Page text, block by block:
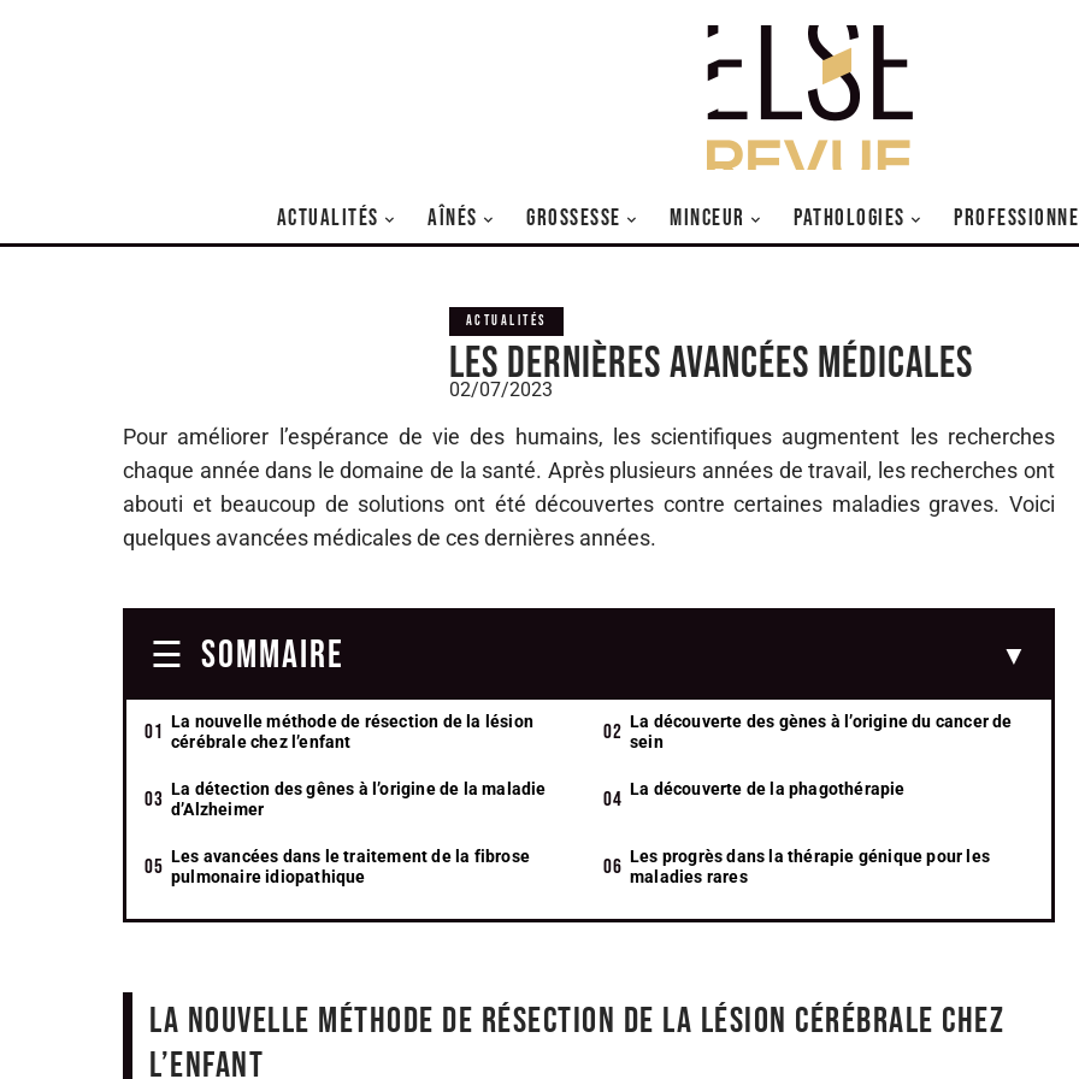
ACTUALITÉS AÎNÉS GROSSESSE MINCEUR PATHOLOGIES
ACTUALITÉS
Les dernières avancées médicales
02/07/2023
Pour améliorer l’espérance de vie des humains, les scientifiques augmentent les recherches
chaque année dans le domaine de la santé. Après plusieurs années de travail, les recherches ont
abouti et beaucoup de solutions ont été découvertes contre certaines maladies graves. Voici
quelques avancées médicales de ces dernières années.
SOMMAIRE
La nouvelle méthode de résection de la lésion
cérébrale chez l’enfant
La découverte des gènes à l’origine du cancer de
sein
La détection des gênes à l’origine de la maladie
d’Alzheimer
La découverte de la phagothérapie
Les avancées dans le traitement de la fibrose
pulmonaire idiopathique
Les progrès dans la thérapie génique pour les
maladies rares
La nouvelle méthode de résection de la lésion cérébrale chez
l’enfant